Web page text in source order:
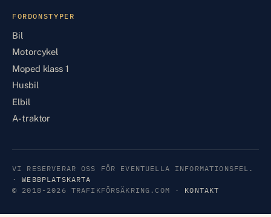
FORDONSTYPER
Bil
Motorcykel
Moped klass 1
Husbil
Elbil
A-traktor
VI RESERVERAR OSS FÖR EVENTUELLA INFORMATIONSFEL.
·WEBBPLATSKARTA
© 2018-2026 TRAFIKFÖRSÄKRING.COM · KONTAKT